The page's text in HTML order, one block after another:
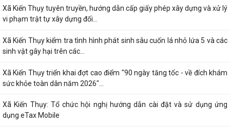
Xã Kiến Thụy tuyên truyền, hướng dẫn cấp giấy phép xây dựng và xử lý
vi phạm trật tự xây dựng đối...
Xã Kiến Thụy kiểm tra tình hình phát sinh sâu cuốn lá nhỏ lứa 5 và các
sinh vật gây hại trên các...
Xã Kiến Thụy triển khai đợt cao điểm "90 ngày tăng tốc - về đích khám
sức khỏe toàn dân năm 2026"...
Xã Kiến Thụy: Tổ chức hội nghị hướng dẫn cài đặt và sử dụng ứng
dụng eTax Mobile